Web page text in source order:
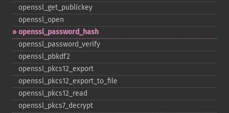
openssl_​get_​publickey
openssl_​open
openssl_​password_​hash
openssl_​password_​verify
openssl_​pbkdf2
openssl_​pkcs12_​export
openssl_​pkcs12_​export_​to_​file
openssl_​pkcs12_​read
openssl_​pkcs7_​decrypt